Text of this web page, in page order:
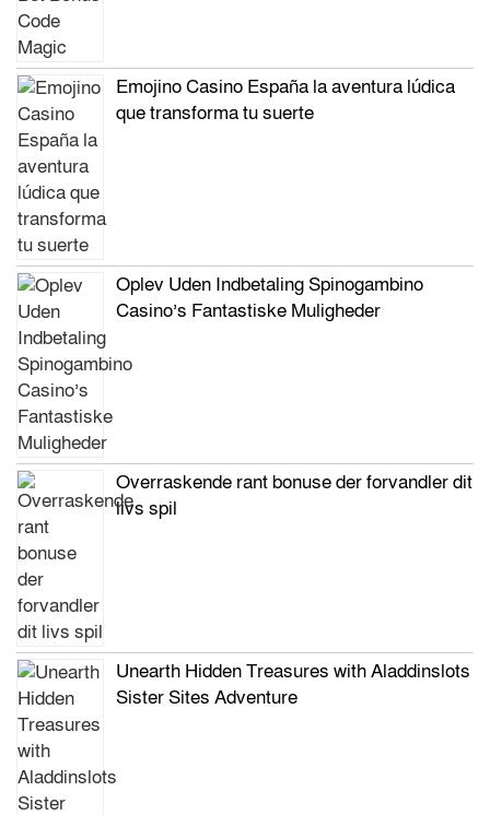
Emojino Casino España la aventura lúdica
que transforma tu suerte
Oplev Uden Indbetaling Spinogambino
Casino’s Fantastiske Muligheder
Overraskende rant bonuse der forvandler dit
livs spil
Unearth Hidden Treasures with Aladdinslots
Sister Sites Adventure